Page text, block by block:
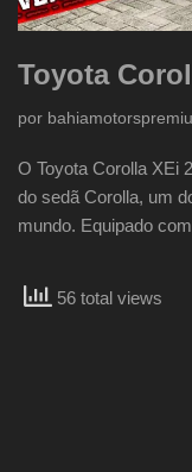
Toyota
por
O Toyota Corolla XEi
do sedã Corolla, um
mundo. Equipado
56 total views